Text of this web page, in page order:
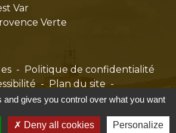
Var
Verte
- Politique de confidentialité
- Plan du site -
des cookies
avec Réseau des Communes
gives you control over what you want
Deny all cookies Personalize